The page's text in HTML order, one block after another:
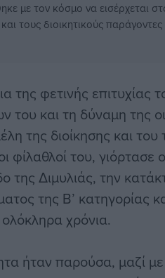
με τον κόσμο να εισέρχεται
τους διοικητικούς
της φετινής επιτυχίας
του και τη δύναμη της
της διοίκησης και του
φίλαθλοί του,
της Διμυλιάς, την
της Β’ κατηγορίας
χρόνια.
ήταν παρούσα, μαζί